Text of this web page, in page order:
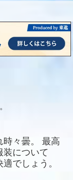
時々曇。
最高
装について
でしょう。